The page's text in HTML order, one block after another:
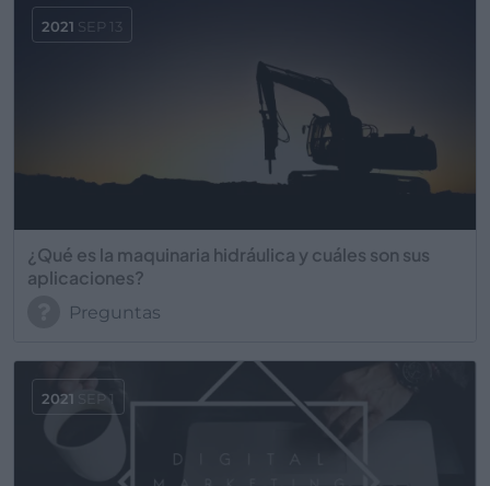
¿Qué es la maquinaria hidráulica y cuáles son sus
aplicaciones?
Preguntas
2021 SEP 13
2021 SEP 1